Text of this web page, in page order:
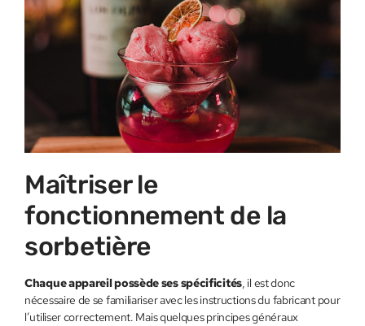
Maîtriser le
fonctionnement de la
sorbetière
Chaque appareil possède ses spécificités, il est donc
nécessaire de se familiariser avec les instructions du fabricant pour
l’utiliser correctement. Mais quelques principes généraux